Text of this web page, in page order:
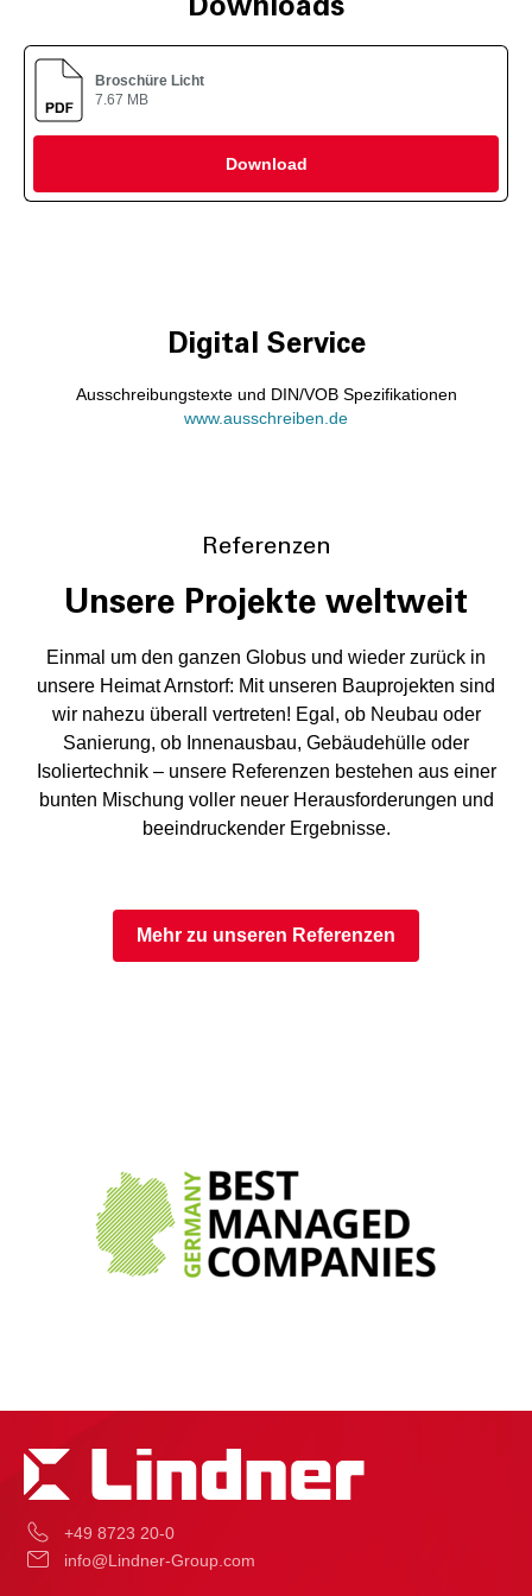
Downloads
Broschüre Licht
7.67 MB
Download
Digital Service
Ausschreibungstexte und DIN/VOB Spezifikationen
www.ausschreiben.de
Referenzen
Unsere Projekte weltweit
Einmal um den ganzen Globus und wieder zurück in
unsere Heimat Arnstorf: Mit unseren Bauprojekten sind
wir nahezu überall vertreten! Egal, ob Neubau oder
Sanierung, ob Innenausbau, Gebäudehülle oder
Isoliertechnik – unsere Referenzen bestehen aus einer
bunten Mischung voller neuer Herausforderungen und
beeindruckender Ergebnisse.
Mehr zu unseren Referenzen
+49 8723 20-0
info@Lindner-Group.com